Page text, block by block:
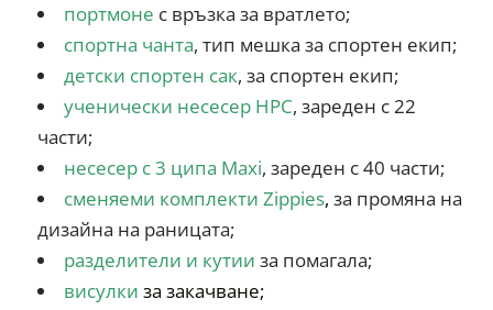
портмоне с връзка за вратлето;
спортна чанта, тип мешка за спортен екип;
детски спортен сак, за спортен екип;
ученически несесер HPC, зареден с 22
части;
несесер с 3 ципа Maxi, зареден с 40 части;
сменяеми комплекти Zippies,за промяна на
дизайна на раницата;
разделители и кутии за помагала;
висулки за закачване;